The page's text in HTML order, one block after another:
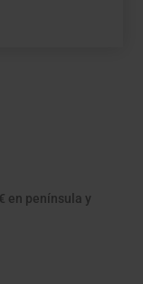
en península y